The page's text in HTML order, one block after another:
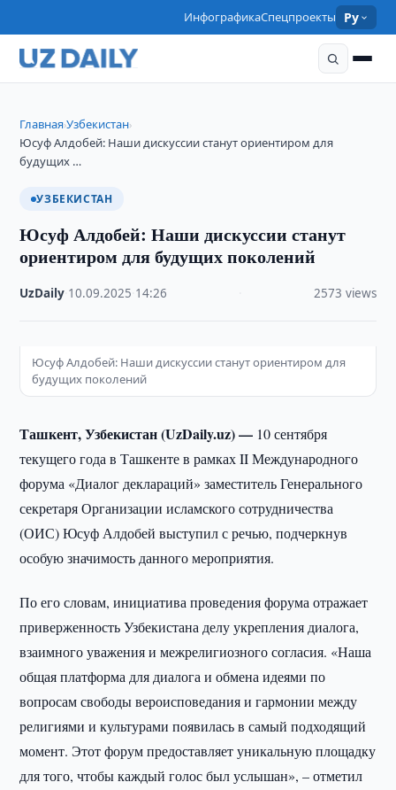
ИнфографикаСпецпроекты Ру
Главная›Узбекистан›
Юсуф Алдобей: Наши дискуссии станут ориентиром для
будущих …
УЗБЕКИСТАН
Юсуф Алдобей: Наши дискуссии станут
ориентиром для будущих поколений
UzDaily 10.09.2025 14:26 2573 views
Юсуф Алдобей: Наши дискуссии станут ориентиром для
будущих поколений
Ташкент, Узбекистан (UzDaily.uz) — 10 сентября
текущего года в Ташкенте в рамках II Международного
форума «Диалог деклараций» заместитель Генерального
секретаря Организации исламского сотрудничества
(ОИС) Юсуф Алдобей выступил с речью, подчеркнув
особую значимость данного мероприятия.
По его словам, инициатива проведения форума отражает
приверженность Узбекистана делу укрепления диалога,
взаимного уважения и межрелигиозного согласия. «Наша
общая платформа для диалога и обмена идеями по
вопросам свободы вероисповедания и гармонии между
религиями и культурами появилась в самый подходящий
момент. Этот форум предоставляет уникальную площадку
для того, чтобы каждый голос был услышан», – отметил